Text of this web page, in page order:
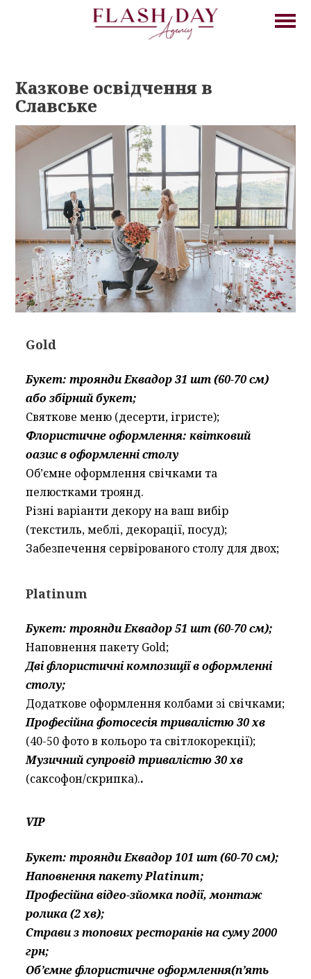
Казкове освідчення в
Славське
Gold
Букет: троянди Еквадор 31 шт (60-70 см)
або збірний букет;
Святкове меню (десерти, ігристе);
Флористичне оформлення: квітковий
оазис в оформленні столу
Об’ємне оформлення свічками та
пелюстками троянд.
Різні варіанти декору на ваш вибір
(текстиль, меблі, декорації, посуд);
Забезпечення сервірованого столу для двох;
Platinum
Букет: троянди Еквадор 51 шт (60-70 см);
Наповнення пакету Gold;
Дві флористичні композиції в оформленні
столу;
Додаткове оформлення колбами зі свічками;
Професійна фотосесія тривалістю 30 хв
(40-50 фото в кольоро та світлокорекції);
Музичний супровід тривалістю 30 хв
(саксофон/скрипка)..
VIP
Букет: троянди Еквадор 101 шт (60-70 см);
Наповнення пакету Platinum;
Професійна відео-зйомка події, монтаж
ролика (2 хв);
Страви з топових ресторанів на суму 2000
грн;
Об’ємне флористичне оформлення(п’ять